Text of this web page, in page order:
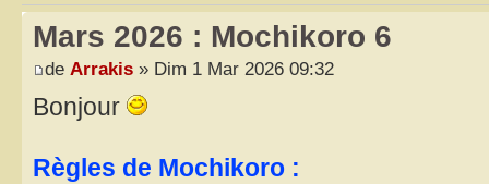
Mars 2026 : Mochikoro 6
de Arrakis » Dim 1 Mar 2026 09:32
Bonjour
Règles de Mochikoro :